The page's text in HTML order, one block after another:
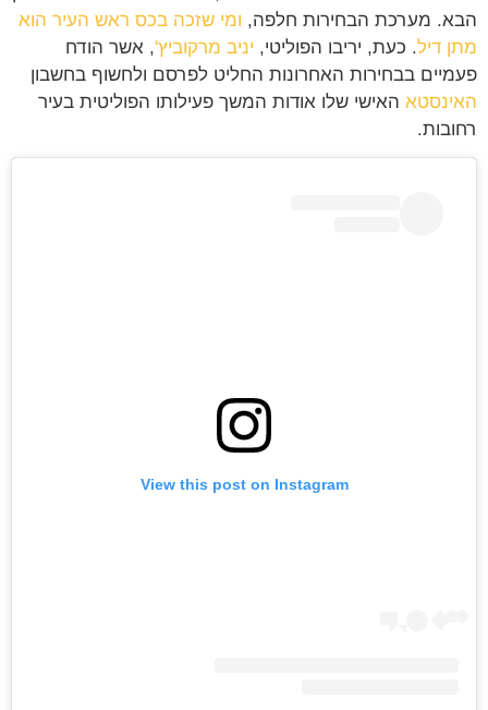
הבא. מערכת הבחירות חלפה, ומי שזכה בכס ראש העיר הוא
מתן דיל. כעת, יריבו הפוליטי, יניב מרקוביץ', אשר הודח
פעמיים בבחירות האחרונות החליט לפרסם ולחשוף בחשבון
האינסטא האישי שלו אודות המשך פעילותו הפוליטית בעיר
רחובות.
View this post on Instagram